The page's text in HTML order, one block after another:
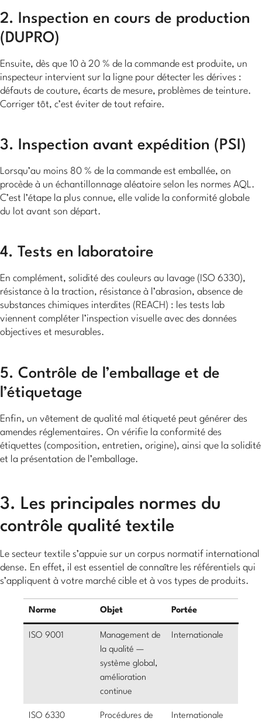
2. Inspection en cours de production
(DUPRO)
Ensuite, dès que 10 à 20 % de la commande est produite, un
inspecteur intervient sur la ligne pour détecter les dérives :
défauts de couture, écarts de mesure, problèmes de teinture.
Corriger tôt, c’est éviter de tout refaire.
3. Inspection avant expédition (PSI)
Lorsqu’au moins 80 % de la commande est emballée, on
procède à un échantillonnage aléatoire selon les normes AQL.
C’est l’étape la plus connue, elle valide la conformité globale
du lot avant son départ.
4. Tests en laboratoire
En complément, solidité des couleurs au lavage (ISO 6330),
résistance à la traction, résistance à l’abrasion, absence de
substances chimiques interdites (REACH) : les tests lab
viennent compléter l’inspection visuelle avec des données
objectives et mesurables.
5. Contrôle de l’emballage et de
l’étiquetage
Enfin, un vêtement de qualité mal étiqueté peut générer des
amendes réglementaires. On vérifie la conformité des
étiquettes (composition, entretien, origine), ainsi que la solidité
et la présentation de l’emballage.
3. Les principales normes du
contrôle qualité textile
Le secteur textile s’appuie sur un corpus normatif international
dense. En effet, il est essentiel de connaître les référentiels qui
s’appliquent à votre marché cible et à vos types de produits.
Norme Objet Portée
ISO 9001
Management de
la qualité —
système global,
amélioration
continue
Internationale
ISO 6330
Procédures de
Internationale